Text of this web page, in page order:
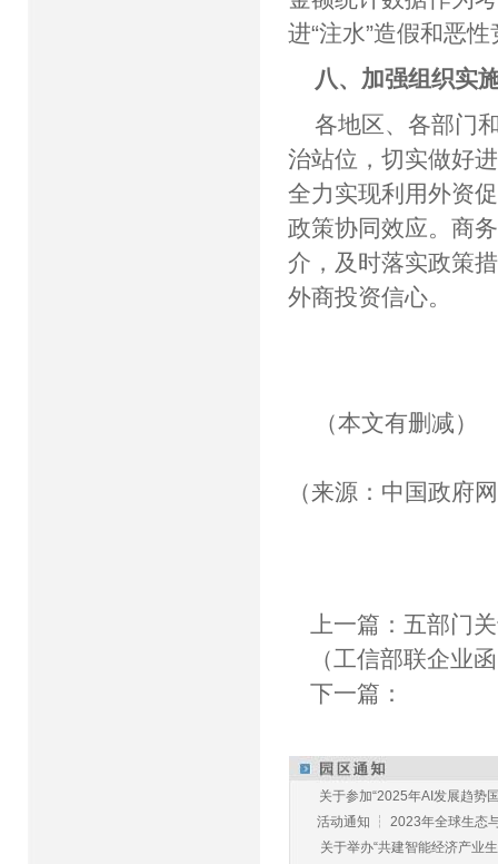
进“注水”造假和恶
八、加强组织实
各地区、各部门
治站位，切实做好
全力实现利用外资
政策协同效应。商
介，及时落实政策
外商投资信心。
（本文有删减）
（来源：中国政府
上一篇： 五部门
（工信部联企业
下一篇：
关于参加“2025年AI发展趋势
活动通知 ┆ 2023年全球生态
关于举办“共建智能经济产业